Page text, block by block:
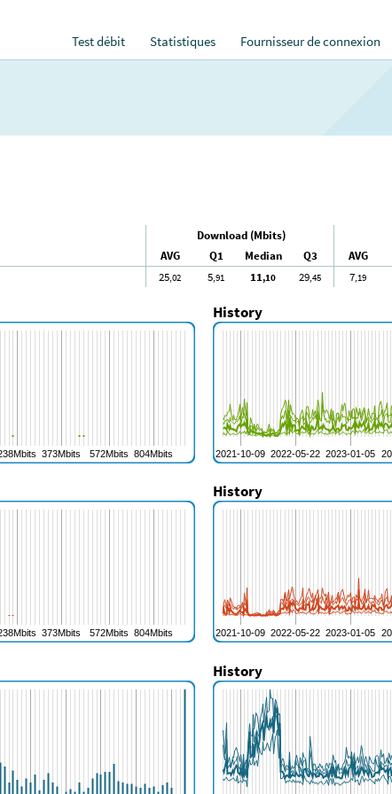
Test débit Statistiques Fournisseur de connexion
Download (Mbits)
AVG Q1 Median Q3 AVG
25,02 5,91 11,10 29,45 7,19
History
History
History